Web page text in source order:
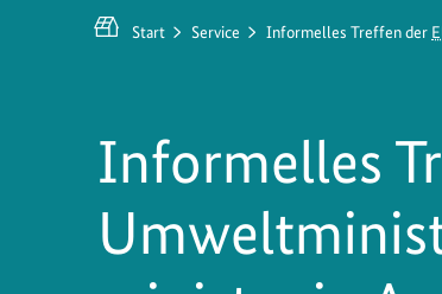
Umwelt,
Klimaschutz,
nukleare
Sicherheit
Start Service Informelles Treffen der
Informelles